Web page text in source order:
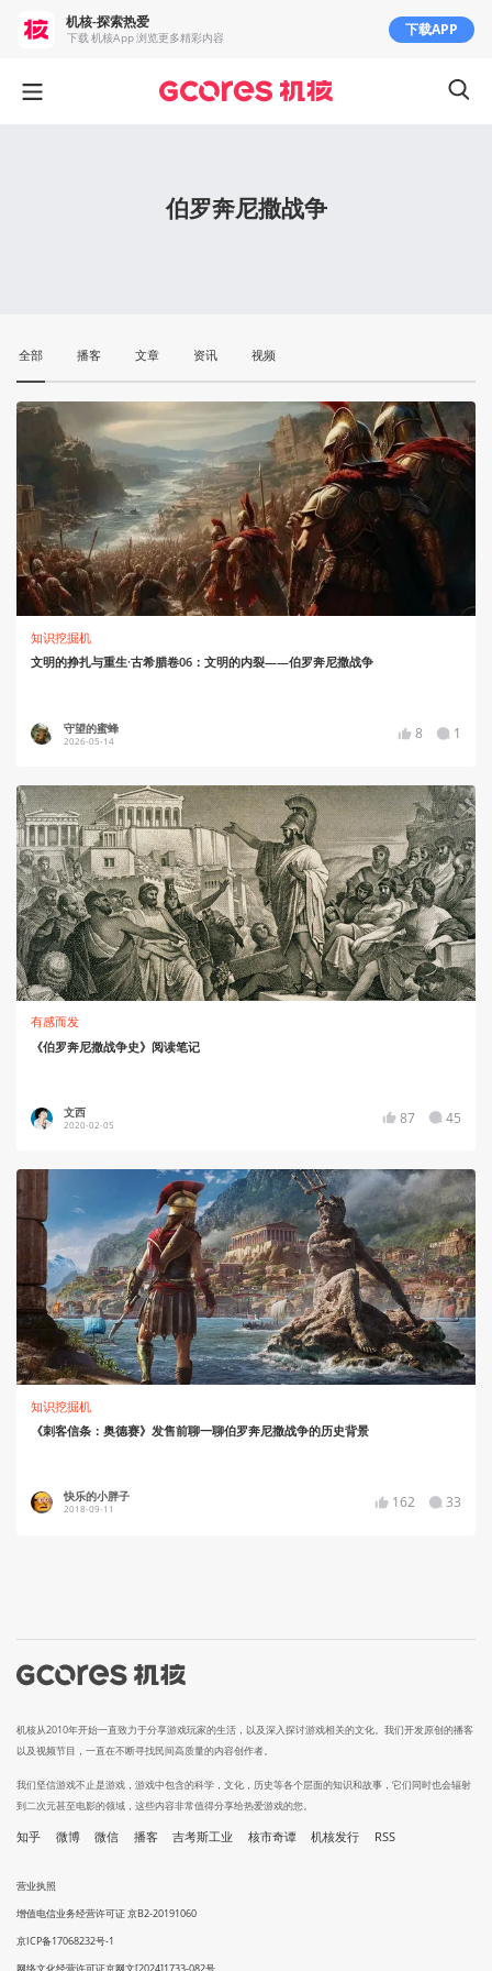
伯罗奔尼撒战争
全部 播客 文章 资讯 视频
知识挖掘机
文明的挣扎与重生·古希腊卷06：文明的内裂——伯罗奔尼撒战争
守望的蜜蜂
2026-05-14 8 1
有感而发
《伯罗奔尼撒战争史》阅读笔记
文西
2020-02-05 87 45
知识挖掘机
《刺客信条：奥德赛》发售前聊一聊伯罗奔尼撒战争的历史背景
快乐的小胖子
2018-09-11 162 33
机核从2010年开始一直致力于分享游戏玩家的生活，以及深入探讨游戏相关的文化。我们开发原创的播客
以及视频节目，一直在不断寻找民间高质量的内容创作者。
我们坚信游戏不止是游戏，游戏中包含的科学，文化，历史等各个层面的知识和故事，它们同时也会辐射
到二次元甚至电影的领域，这些内容非常值得分享给热爱游戏的您。
知乎 微博 微信 播客 吉考斯工业 核市奇谭 机核发行 RSS
营业执照
增值电信业务经营许可证 京B2-20191060
京ICP备17068232号-1
机核-探索热爱
下载 机核App 浏览更多精彩内容 下载APP